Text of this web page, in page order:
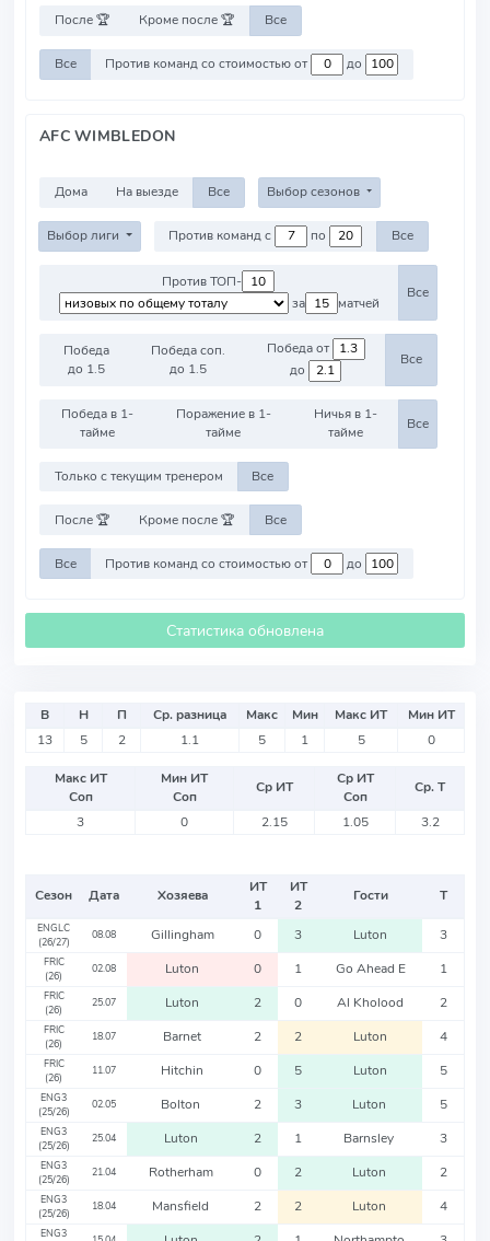
После 🏆 Кроме после 🏆 Все
Все Против команд со стоимостью от до
AFC WIMBLEDON
Дома На выезде Все Выбор сезонов
Выбор лиги Против команд с по Все
Против ТОП-
за
матчей
Все
Победа
до 1.5
Победа соп.
до 1.5
Победа от
до
Все
Победа в 1-
тайме
Поражение в 1-
тайме
Ничья в 1-
тайме
Все
Только с текущим тренером Все
После 🏆 Кроме после 🏆 Все
Все Против команд со стоимостью от до
Статистика обновлена
В Н П Ср. разница Макс Мин Макс ИТ
Мин ИТ
13
5 2 1.1 5 1 5 0
Макс ИТ
Соп
Мин ИТ
Соп
Ср ИТ
Ср ИТ
Соп
Ср. Т
3
0 2.15 1.05 3.2
Сезон Дата Хозяева
ИТ
1
ИТ
2
Гости Т
ENGLC
(26/27)
08.08 Gillingham 0 3 Luton 3
FRIC
(26)
02.08 Luton 0 1 Go Ahead E 1
FRIC
(26)
25.07 Luton 2 0 Al Kholood 2
FRIC
(26)
18.07 Barnet 2 2 Luton 4
FRIC
(26)
11.07 Hitchin 0 5 Luton 5
ENG3
(25/26)
02.05 Bolton 2 3 Luton 5
ENG3
(25/26)
25.04 Luton 2 1 Barnsley 3
ENG3
(25/26)
21.04 Rotherham 0 2 Luton 2
ENG3
(25/26)
18.04 Mansfield 2 2 Luton 4
ENG3